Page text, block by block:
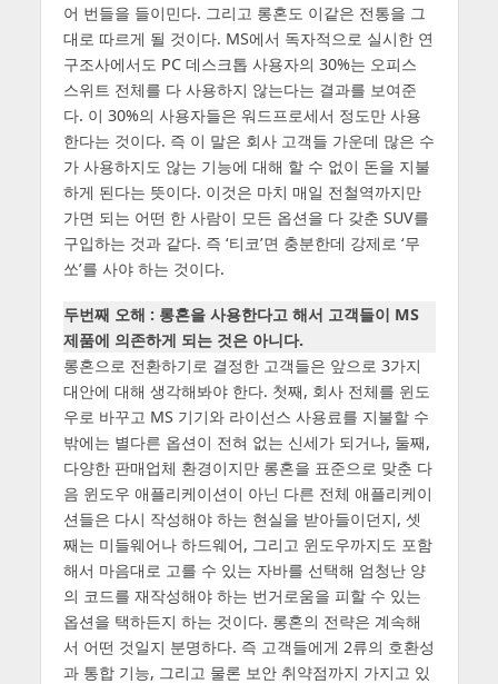
어 번들을 들이민다. 그리고 롱혼도 이같은 전통을 그
대로 따르게 될 것이다. MS에서 독자적으로 실시한 연
구조사에서도 PC 데스크톱 사용자의 30%는 오피스
스위트 전체를 다 사용하지 않는다는 결과를 보여준
다. 이 30%의 사용자들은 워드프로세서 정도만 사용
한다는 것이다. 즉 이 말은 회사 고객들 가운데 많은 수
가 사용하지도 않는 기능에 대해 할 수 없이 돈을 지불
하게 된다는 뜻이다. 이것은 마치 매일 전철역까지만
가면 되는 어떤 한 사람이 모든 옵션을 다 갖춘 SUV를
구입하는 것과 같다. 즉 ‘티코’면 충분한데 강제로 ‘무
쏘’를 사야 하는 것이다.
두번째 오해 : 롱혼을 사용한다고 해서 고객들이 MS
제품에 의존하게 되는 것은 아니다.
롱혼으로 전환하기로 결정한 고객들은 앞으로 3가지
대안에 대해 생각해봐야 한다. 첫째, 회사 전체를 윈도
우로 바꾸고 MS 기기와 라이선스 사용료를 지불할 수
밖에는 별다른 옵션이 전혀 없는 신세가 되거나, 둘째,
다양한 판매업체 환경이지만 롱혼을 표준으로 맞춘 다
음 윈도우 애플리케이션이 아닌 다른 전체 애플리케이
션들은 다시 작성해야 하는 현실을 받아들이던지, 셋
째는 미들웨어나 하드웨어, 그리고 윈도우까지도 포함
해서 마음대로 고를 수 있는 자바를 선택해 엄청난 양
의 코드를 재작성해야 하는 번거로움을 피할 수 있는
옵션을 택하든지 하는 것이다. 롱혼의 전략은 계속해
서 어떤 것일지 분명하다. 즉 고객들에게 2류의 호환성
과 통합 기능, 그리고 물론 보안 취약점까지 가지고 있